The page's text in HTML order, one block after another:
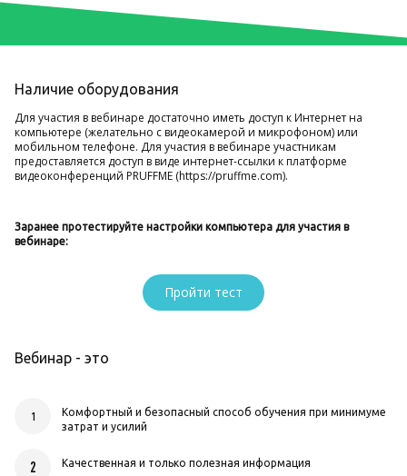
Наличие оборудования
Для участия в вебинаре достаточно иметь доступ к Интернет на
компьютере (желательно с видеокамерой и микрофоном) или
мобильном телефоне. Для участия в вебинаре участникам
предоставляется доступ в виде интернет-ссылки к платформе
видеоконференций PRUFFME (https://pruffme.com).
Заранее протестируйте настройки компьютера для участия в
вебинаре:
Пройти тест
Вебинар - это
1
Комфортный и безопасный способ обучения при минимуме
затрат и усилий
2 Качественная и только полезная информация